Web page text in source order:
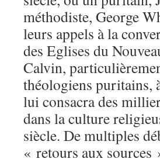
méthodiste, George
leurs appels à la
des Eglises du
Calvin,
théologiens puritains,
lui consacra des
dans la culture
siècle. De multiples
« retours aux sources